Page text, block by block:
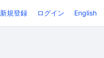
新規登録 ログイン English